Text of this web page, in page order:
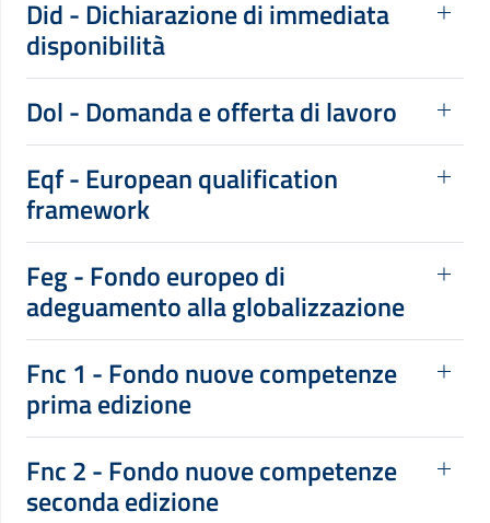
Did - Dichiarazione di immediata
disponibilità
Dol - Domanda e offerta di lavoro
Eqf - European qualification
framework
Feg - Fondo europeo di
adeguamento alla globalizzazione
Fnc 1 - Fondo nuove competenze
prima edizione
Fnc 2 - Fondo nuove competenze
seconda edizione